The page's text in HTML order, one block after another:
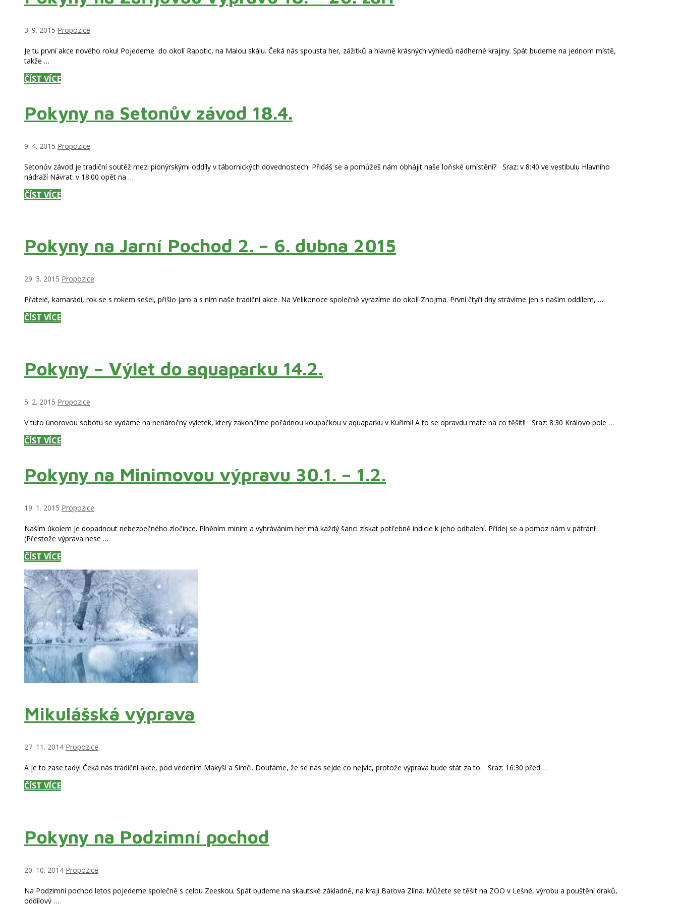
3. 9. 2015 Rubriky
Propozice
Je tu první akce nového roku! Pojedeme do okolí Rapotic, na Malou skálu. Čeká nás spousta her, zážitků a hlavně krásných výhledů nádherné krajiny. Spát budeme na jednom místě,
takže …
ČÍST VÍCEPOKYNY
VÝPRAVU
18.
20.
Pokyny na Setonův závod 18.4.
9. 4. 2015 Rubriky
Propozice
Setonův závod je tradiční soutěž mezi pionýrskými oddíly v tábornických dovednostech. Přidáš se a pomůžeš nám obhájit naše loňské umístění? Sraz: v 8:40 ve vestibulu Hlavního
nádraží Návrat: v 18:00 opět na …
ČÍST VÍCEPOKYNY
18.4.
Pokyny na Jarní Pochod 2. – 6. dubna 2015
29. 3. 2015 Rubriky
Propozice
Přátelé, kamarádi, rok se s rokem sešel, přišlo jaro a s ním naše tradiční akce. Na Velikonoce společně vyrazíme do okolí Znojma. První čtyři dny strávíme jen s naším oddílem, …
ČÍST VÍCEPOKYNY
2.
–
DUBNA
2015
Pokyny – Výlet do aquaparku 14.2.
5. 2. 2015 Rubriky
Propozice
V tuto únorovou sobotu se vydáme na nenáročný výletek, který zakončíme pořádnou koupačkou v aquaparku v Kuřimi! A to se opravdu máte na co těšit!! Sraz: 8:30 Královo pole …
ČÍST VÍCEPOKYNY
DO
AQUAPARKU
Pokyny na Minimovou výpravu 30.1. – 1.2.
19. 1. 2015 Rubriky
Propozice
Naším úkolem je dopadnout nebezpečného zločince. Plněním minim a vyhráváním her má každý šanci získat potřebně indicie k jeho odhalení. Přidej se a pomoz nám v pátrání!
(Přestože výprava nese …
ČÍST VÍCEPOKYNY
NA
MINIMOVOU
VÝPRAVU
30.1.
–
1.2.
Mikulášská výprava
27. 11. 2014 Rubriky
Propozice
A je to zase tady! Čeká nás tradiční akce, pod vedením Makyši a Simči. Doufáme, že se nás sejde co nejvíc, protože výprava bude stát za to. Sraz: 16:30 před …
ČÍST VÍCEMIKULÁŠSKÁ
Pokyny na Podzimní pochod
20. 10. 2014 Rubriky
Propozice
Na Podzimní pochod letos pojedeme společně s celou Zeeskou. Spát budeme na skautské základně, na kraji Baťova Zlína. Můžete se těšit na ZOO v Lešné, výrobu a pouštění draků,
oddílový …